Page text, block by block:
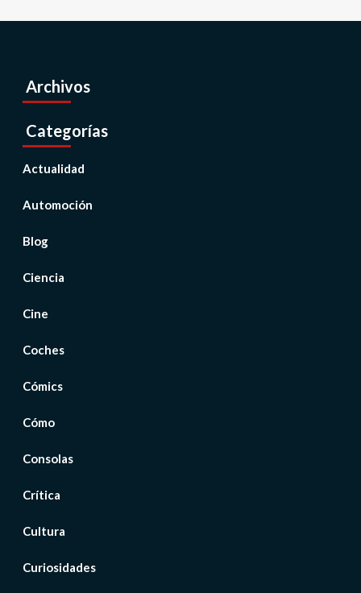
Archivos
Categorías
Actualidad
Automoción
Blog
Ciencia
Cine
Coches
Cómics
Cómo
Consolas
Crítica
Cultura
Curiosidades